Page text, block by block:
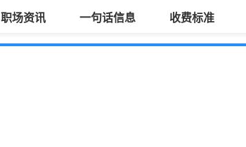
职场资讯 一句话信息 收费标准